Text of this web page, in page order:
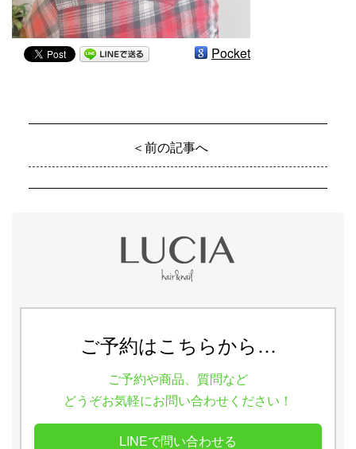
Pocket
＜前の記事へ
ご予約はこちらから…
ご予約や商品、質問など
どうぞお気軽にお問い合わせください！
LINEで問い合わせる